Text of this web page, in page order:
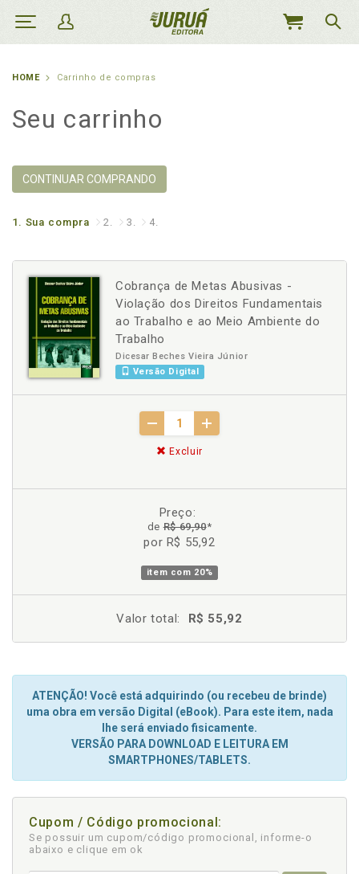
MEU
HOME Carrinho de compras
Seu carrinho
CONTINUAR COMPRANDO
1. Sua compra 2. 3. 4.
Cobrança de Metas Abusivas -
Violação dos Direitos Fundamentais
ao Trabalho e ao Meio Ambiente do
Trabalho
Dicesar Beches Vieira Júnior
Versão Digital
Excluir
Preço:
deR$ 69,90*
por R$ 55,92
item com 20%
Valor total: R$ 55,92
ATENÇÃO! Você está adquirindo (ou recebeu de brinde)
uma obra em versão Digital (eBook). Para este item, nada
lhe será enviado fisicamente.
VERSÃO PARA DOWNLOAD E LEITURA EM
SMARTPHONES/TABLETS.
Cupom / Código promocional:
Se possuir um cupom/código promocional, informe-o
abaixo e clique em ok